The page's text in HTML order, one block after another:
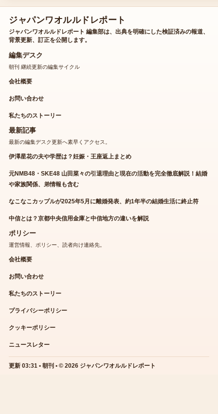
ジャパンワオルルドレポート
ジャパンワオルルドレポート 編集部は、出典を明確にした検証済みの報道、
背景更新、訂正を公開します。
編集デスク
朝刊 継続更新の編集サイクル
会社概要
お問い合わせ
私たちのストーリー
最新記事
最新の編集デスク更新へ素早くアクセス。
伊澤星花の夫や学歴は？妊娠・王座返上まとめ
元NMB48・SKE48 山田菜々の引退理由と現在の活動を完全徹底解説！結婚
や家族関係、弟情報も含む
なこなこカップルが2025年5月に離婚発表、約1年半の結婚生活に終止符
中信とは？京都中央信用金庫と中信地方の違いを解説
ポリシー
運営情報、ポリシー、読者向け連絡先。
会社概要
お問い合わせ
私たちのストーリー
プライバシーポリシー
クッキーポリシー
ニュースレター
更新 03:31 • 朝刊 • © 2026 ジャパンワオルルドレポート